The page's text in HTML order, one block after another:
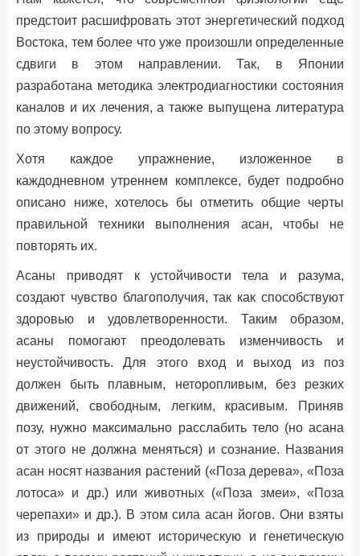
предстоит расшифровать этот энергетический подход
Востока, тем более что уже произошли определенные
сдвиги в этом направлении. Так, в Японии
разработана методика электродиагностики состояния
каналов и их лечения, а также выпущена литература
по этому вопросу.
Хотя каждое упражнение, изложенное в
каждодневном утреннем комплексе, будет подробно
описано ниже, хотелось бы отметить общие черты
правильной техники выполнения асан, чтобы не
повторять их.
Асаны приводят к устойчивости тела и разума,
создают чувство благополучия, так как способствуют
здоровью и удовлетворенности. Таким образом,
асаны помогают преодолевать изменчивость и
неустойчивость. Для этого вход и выход из поз
должен быть плавным, неторопливым, без резких
движений, свободным, легким, красивым. Приняв
позу, нужно максимально расслабить тело (но асана
от этого не должна меняться) и сознание. Названия
асан носят названия растений («Поза дерева», «Поза
лотоса» и др.) или животных («Поза змеи», «Поза
черепахи» и др.). В этом сила асан йогов. Они взяты
из природы и имеют историческую и генетическую